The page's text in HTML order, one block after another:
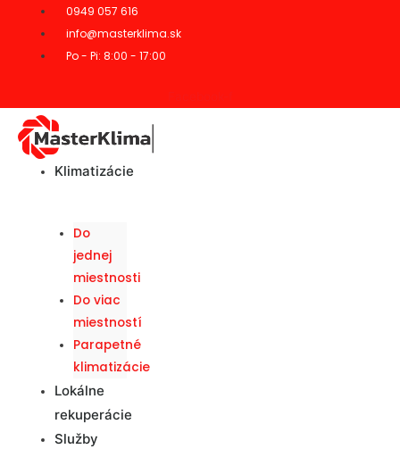
0949 057 616
info@masterklima.sk
Po - Pi: 8:00 - 17:00
Klimatizácie
Do
jednej
miestnosti
Do viac
miestností
Parapetné
klimatizácie
Lokálne
rekuperácie
Služby